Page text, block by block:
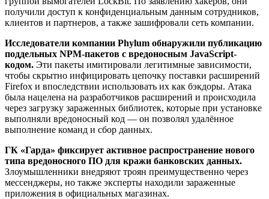
получили доступ к конфиденциальным данным сотрудников,
клиентов и партнеров, а также зашифровали сеть компании.
Исследователи компании Phylum обнаружили публикацию
поддельных NPM-пакетов с вредоносным JavaScript-
кодом. Эти пакеты имитировали легитимные зависимости,
чтобы скрытно инфицировать цепочку поставки расширений
Firefox и впоследствии использовать их как бэкдоры. Атака
была нацелена на разработчиков расширений и происходила
через загрузку зараженных библиотек, которые при установке
выполняли вредоносный код — он позволял удалённое
выполнение команд и сбор данных.
ГК «Гарда» фиксирует активное распространение нового
типа вредоносного ПО для кражи банковских данных.
Злоумышленники внедряют троян преимущественно через
мессенджеры, но также эксперты находили зараженные
приложения в официальных магазинах.